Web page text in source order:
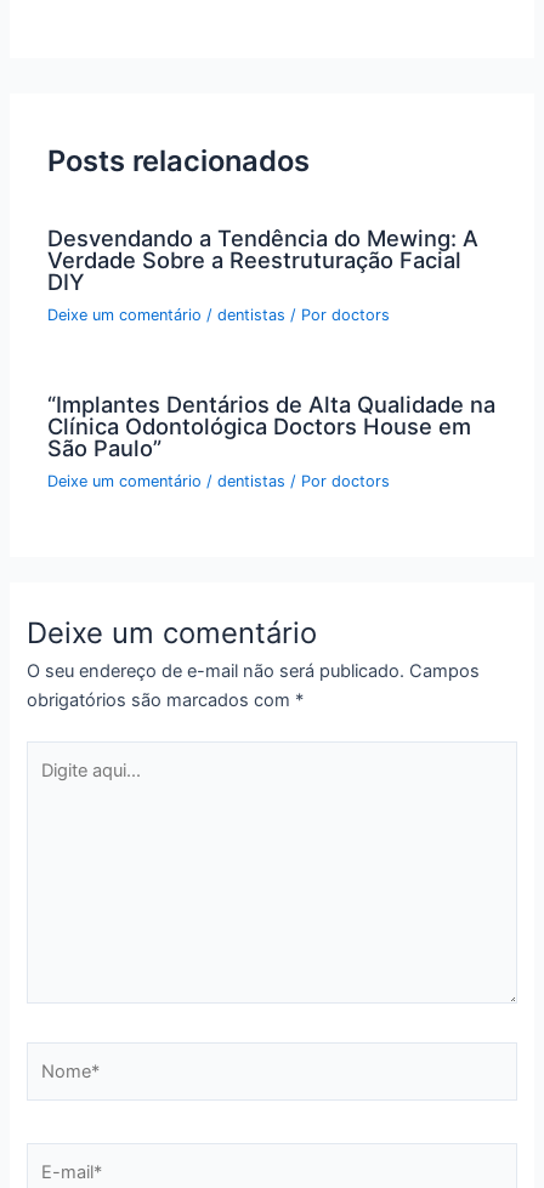
Posts relacionados
Desvendando a Tendência do Mewing: A
Verdade Sobre a Reestruturação Facial
DIY
Deixe um comentário /dentistas / Pordoctors
“Implantes Dentários de Alta Qualidade na
Clínica Odontológica Doctors House em
São Paulo”
Deixe um comentário /dentistas / Pordoctors
Deixe um comentário
O seu endereço de e-mail não será publicado. Campos
obrigatórios são marcados com *
aqui...